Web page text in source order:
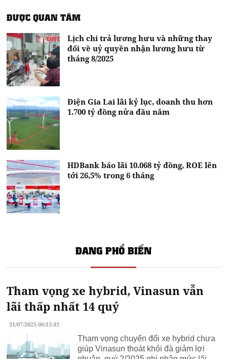
ĐƯỢC QUAN TÂM
Lịch chi trả lương hưu và những thay
đổi về uỷ quyền nhận lương hưu từ
tháng 8/2025
Điện Gia Lai lãi kỷ lục, doanh thu hơn
1.700 tỷ đồng nửa đầu năm
HDBank báo lãi 10.068 tỷ đồng, ROE lên
tới 26,5% trong 6 tháng
ĐANG PHỔ BIẾN
Tham vọng xe hybrid, Vinasun vẫn
lãi thấp nhất 14 quý
31/07/2025 06:15:43
Tham vọng chuyển đổi xe hybrid chưa
giúp Vinasun thoát khỏi đà giảm lợi